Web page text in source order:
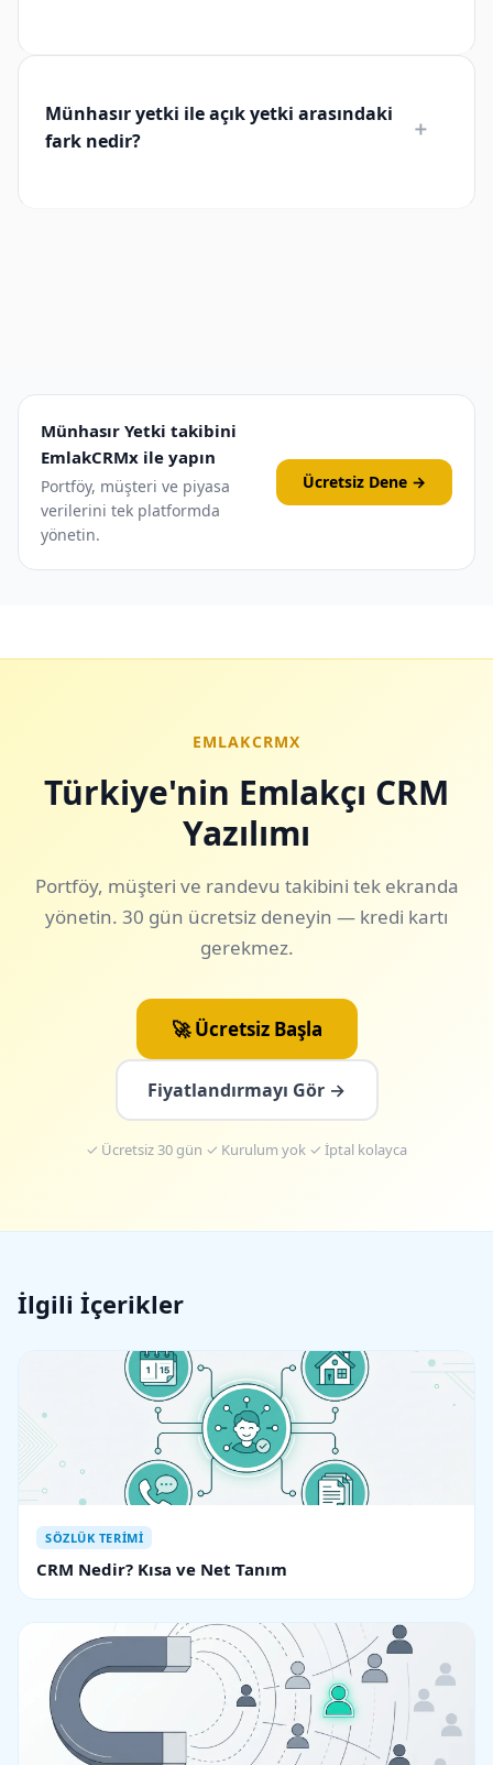
Münhasır yetki ile açık yetki arasındaki
fark nedir?
＋
Münhasır Yetki takibini
EmlakCRMx ile yapın
Portföy, müşteri ve piyasa
verilerini tek platformda
yönetin.
Ücretsiz Dene →
EMLAKCRMX
Türkiye'nin Emlakçı CRM
Yazılımı
Portföy, müşteri ve randevu takibini tek ekranda
yönetin. 30 gün ücretsiz deneyin — kredi kartı
gerekmez.
🚀 Ücretsiz Başla
Fiyatlandırmayı Gör →
✓ Ücretsiz 30 gün ✓ Kurulum yok ✓ İptal kolayca
İlgili İçerikler
SÖZLÜK TERIMI
CRM Nedir? Kısa ve Net Tanım